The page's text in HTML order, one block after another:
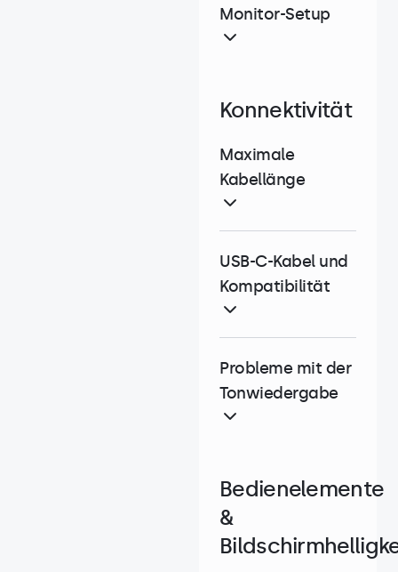
Monitor-Setup
Konnektivität
Maximale
Kabellänge
USB-C-Kabel und
Kompatibilität
Probleme mit der
Tonwiedergabe
Bedienelemente
&